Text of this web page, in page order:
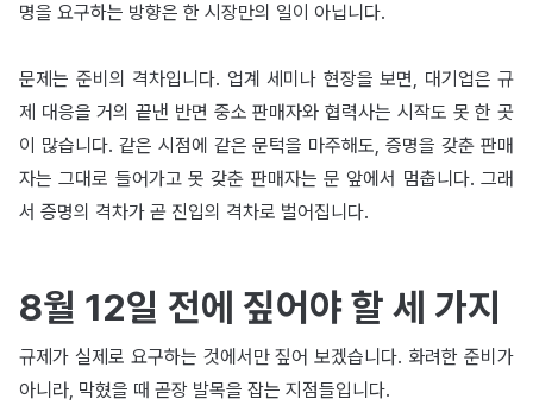
명을 요구하는 방향은 한 시장만의 일이 아닙니다.
문제는 준비의 격차입니다. 업계 세미나 현장을 보면, 대기업은 규
제 대응을 거의 끝낸 반면 중소 판매자와 협력사는 시작도 못 한 곳
이 많습니다. 같은 시점에 같은 문턱을 마주해도, 증명을 갖춘 판매
자는 그대로 들어가고 못 갖춘 판매자는 문 앞에서 멈춥니다. 그래
서 증명의 격차가 곧 진입의 격차로 벌어집니다.
8월 12일 전에 짚어야 할 세 가지
규제가 실제로 요구하는 것에서만 짚어 보겠습니다. 화려한 준비가
아니라, 막혔을 때 곧장 발목을 잡는 지점들입니다.